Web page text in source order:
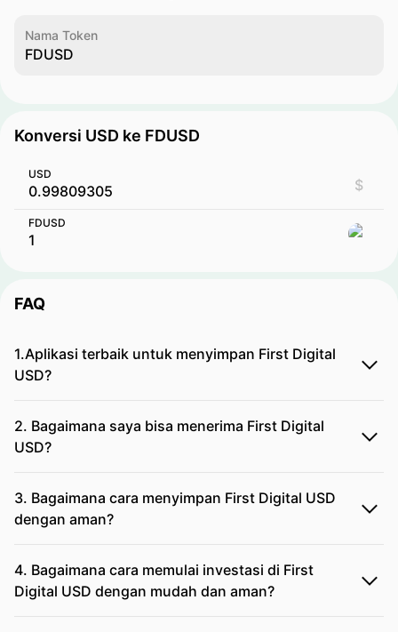
Nama Token
FDUSD
Konversi USD ke FDUSD
USD
$
FDUSD
FAQ
1.Aplikasi terbaik untuk menyimpan First Digital
USD?
2. Bagaimana saya bisa menerima First Digital
USD?
3. Bagaimana cara menyimpan First Digital USD
dengan aman?
4. Bagaimana cara memulai investasi di First
Digital USD dengan mudah dan aman?